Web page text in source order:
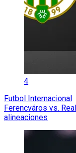
4
Futbol Internacional
Ferencváros vs.
alineaciones